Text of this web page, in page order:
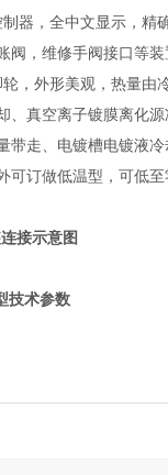
器，全中文显示，精
，维修手阀接口等
，外形美观，热量由
、真空离子镀膜离化
走、电镀槽电镀液
可订做低温型， 可低至
接示意图
技术参数